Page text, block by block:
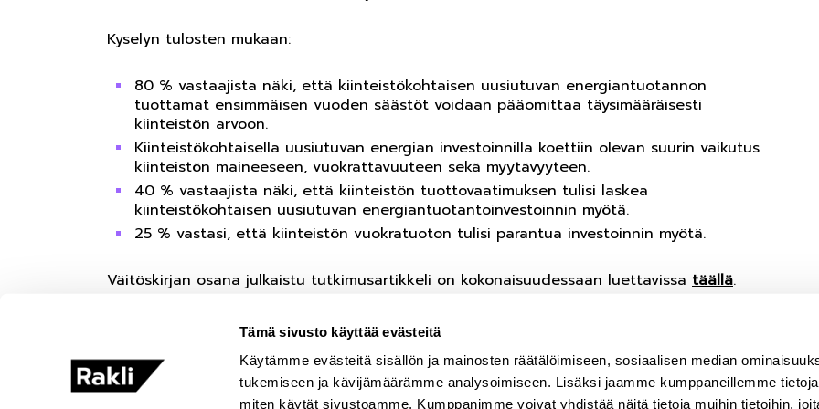
Tämä sivusto käyttää evästeitä
Käytämme evästeitä sisällön ja mainosten räätälöimiseen, sosiaalisen median
tukemiseen ja kävijämäärämme analysoimiseen. Lisäksi jaamme kumppaneillemme
miten käytät sivustoamme. Kumppanimme voivat yhdistää näitä tietoja muihin tietoihin,
Kyselyn tulosten mukaan:
80 % vastaajista näki, että kiinteistökohtaisen uusiutuvan energiantuotannon
tuottamat ensimmäisen vuoden säästöt voidaan pääomittaa täysimääräisesti
kiinteistön arvoon.
Kiinteistökohtaisella uusiutuvan energian investoinnilla koettiin olevan suurin vaikutus
kiinteistön maineeseen, vuokrattavuuteen sekä myytävyyteen.
40 % vastaajista näki, että kiinteistön tuottovaatimuksen tulisi laskea
kiinteistökohtaisen uusiutuvan energiantuotantoinvestoinnin myötä.
25 % vastasi, että kiinteistön vuokratuoton tulisi parantua investoinnin myötä.
Väitöskirjan osana julkaistu tutkimusartikkeli on kokonaisuudessaan luettavissa täällä.
Kiinteistönomistajat ja
rakennuttajat Rakli ry
Yhteystiedot
Kiinteistönomistajat